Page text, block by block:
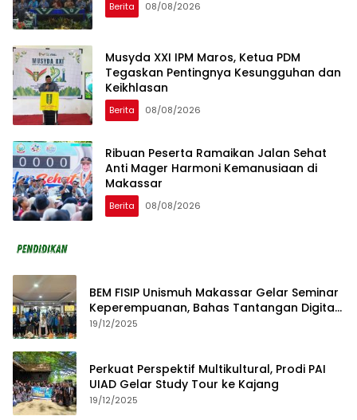
Berita 08/08/2026
Musyda XXI IPM Maros, Ketua PDM
Tegaskan Pentingnya Kesungguhan dan
Keikhlasan
Berita 08/08/2026
Ribuan Peserta Ramaikan Jalan Sehat
Anti Mager Harmoni Kemanusiaan di
Makassar
Berita 08/08/2026
BEM FISIP Unismuh Makassar Gelar Seminar
Keperempuanan, Bahas Tantangan Digital
dan Budaya Lokal
19/12/2025
Perkuat Perspektif Multikultural, Prodi PAI
UIAD Gelar Study Tour ke Kajang
19/12/2025